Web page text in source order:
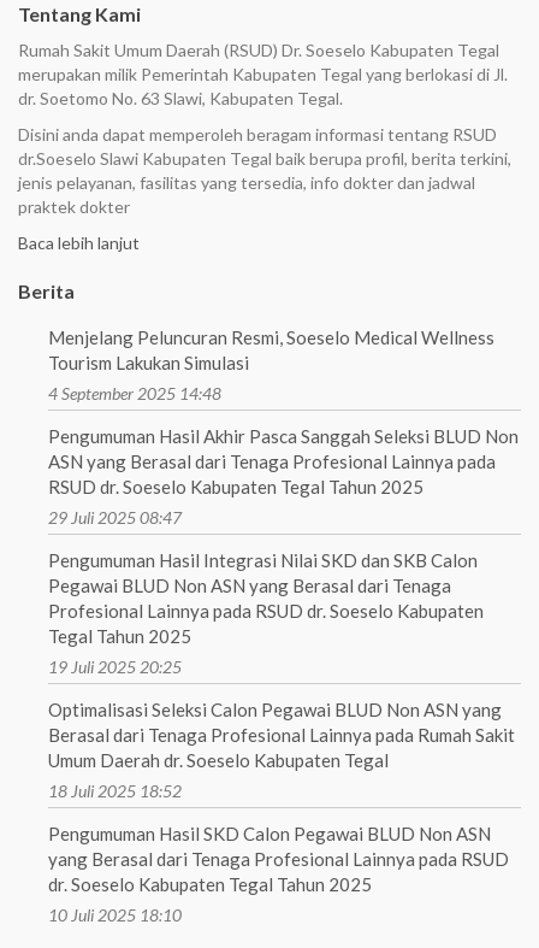
Tentang Kami
Rumah Sakit Umum Daerah (RSUD) Dr. Soeselo Kabupaten Tegal
merupakan milik Pemerintah Kabupaten Tegal yang berlokasi di Jl.
dr. Soetomo No. 63 Slawi, Kabupaten Tegal.
Disini anda dapat memperoleh beragam informasi tentang RSUD
dr.Soeselo Slawi Kabupaten Tegal baik berupa profil, berita terkini,
jenis pelayanan, fasilitas yang tersedia, info dokter dan jadwal
praktek dokter
Baca lebih lanjut
Berita
Menjelang Peluncuran Resmi, Soeselo Medical Wellness
Tourism Lakukan Simulasi
4 September 2025 14:48
Pengumuman Hasil Akhir Pasca Sanggah Seleksi BLUD Non
ASN yang Berasal dari Tenaga Profesional Lainnya pada
RSUD dr. Soeselo Kabupaten Tegal Tahun 2025
29 Juli 2025 08:47
Pengumuman Hasil Integrasi Nilai SKD dan SKB Calon
Pegawai BLUD Non ASN yang Berasal dari Tenaga
Profesional Lainnya pada RSUD dr. Soeselo Kabupaten
Tegal Tahun 2025
19 Juli 2025 20:25
Optimalisasi Seleksi Calon Pegawai BLUD Non ASN yang
Berasal dari Tenaga Profesional Lainnya pada Rumah Sakit
Umum Daerah dr. Soeselo Kabupaten Tegal
18 Juli 2025 18:52
Pengumuman Hasil SKD Calon Pegawai BLUD Non ASN
yang Berasal dari Tenaga Profesional Lainnya pada RSUD
dr. Soeselo Kabupaten Tegal Tahun 2025
10 Juli 2025 18:10